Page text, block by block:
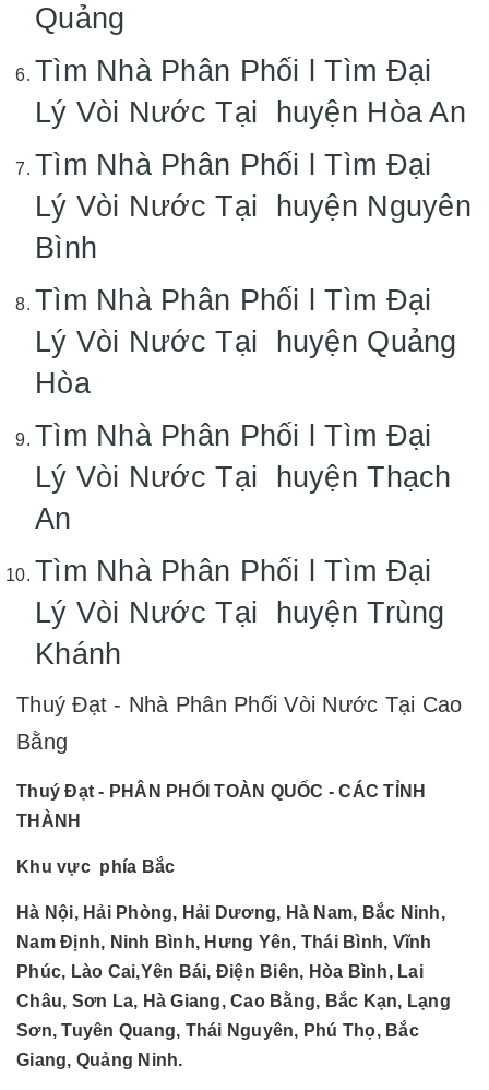
Quảng
Tìm Nhà Phân Phối l Tìm Đại
Lý Vòi Nước Tại huyện Hòa An
Tìm Nhà Phân Phối l Tìm Đại
Lý Vòi Nước Tại huyện Nguyên
Bình
Tìm Nhà Phân Phối l Tìm Đại
Lý Vòi Nước Tại huyện Quảng
Hòa
Tìm Nhà Phân Phối l Tìm Đại
Lý Vòi Nước Tại huyện Thạch
An
Tìm Nhà Phân Phối l Tìm Đại
Lý Vòi Nước Tại huyện Trùng
Khánh
Thuý Đạt - Nhà Phân Phối Vòi Nước Tại Cao
Bằng
Thuý Đạt - PHÂN PHỐI TOÀN QUỐC - CÁC TỈNH
THÀNH
Khu vực phía Bắc
Hà Nội, Hải Phòng, Hải Dương, Hà Nam, Bắc Ninh,
Nam Định, Ninh Bình, Hưng Yên, Thái Bình, Vĩnh
Phúc, Lào Cai,Yên Bái, Điện Biên, Hòa Bình, Lai
Châu, Sơn La, Hà Giang, Cao Bằng, Bắc Kạn, Lạng
Sơn, Tuyên Quang, Thái Nguyên, Phú Thọ, Bắc
Giang, Quảng Ninh.